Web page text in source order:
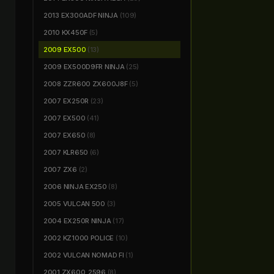
2013 EX300ADF NINJA (109)
2010 KX450F (5)
2009 EX500 (13)
2009 EX500D9FR NINJA (25)
2008 ZZR600 ZX600J8F (5)
2007 EX250R (23)
2007 EX500 (41)
2007 EX650 (8)
2007 KLR650 (6)
2007 ZX6 (2)
2006 NINJA EX250 (8)
2005 VULCAN 500 (3)
2004 EX250R NINJA (17)
2002 KZ1000 POLICE (10)
2002 VULCAN NOMAD FI (1)
2001 ZX600_2596 (8)